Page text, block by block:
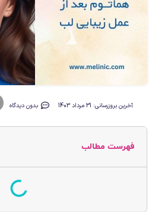
آخرین بروزرسانی: 31 مرداد 1403 بدون دیدگاه
فهرست مطالب